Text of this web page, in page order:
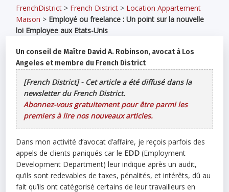
FrenchDistrict > French District > Location Appartement
Maison > Employé ou freelance : Un point sur la nouvelle
loi Employee aux Etats-Unis
Un conseil de Maître David A. Robinson, avocat à Los
Angeles et membre du French District
[French District] - Cet article a été diffusé dans la
newsletter du French District.
Abonnez-vous gratuitement pour être parmi les
premiers à lire nos nouveaux articles.
Dans mon activité d’avocat d’affaire, je reçois parfois des
appels de clients paniqués car le EDD (Employment
Development Department) leur indique après un audit,
qu’ils sont redevables de taxes, pénalités, et intérêts, dû au
fait qu’ils ont catégorisé certains de leur travailleurs en